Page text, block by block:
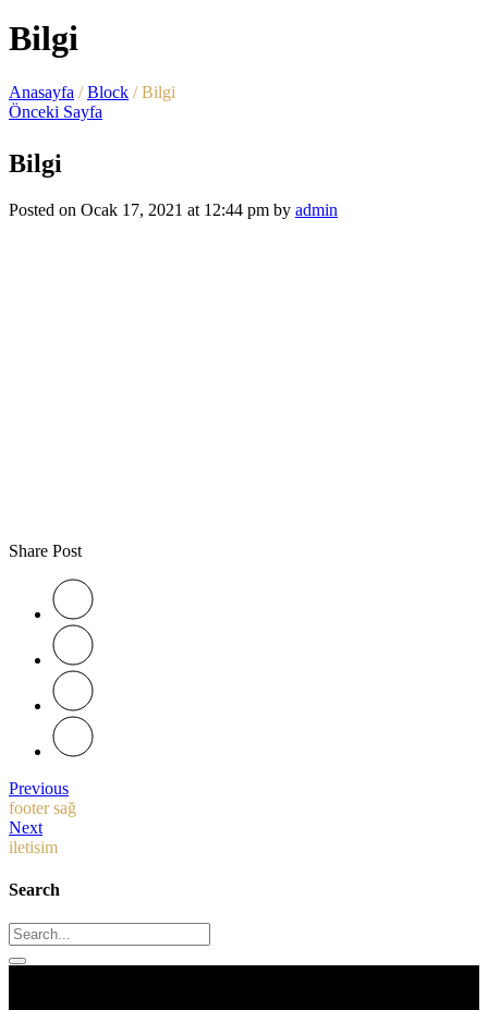
Bilgi
Anasayfa / Block / Bilgi
Önceki Sayfa
Bilgi
Posted on Ocak 17, 2021 at 12:44 pm by admin
Share Post
Previous
footer sağ
Next
iletisim
Search